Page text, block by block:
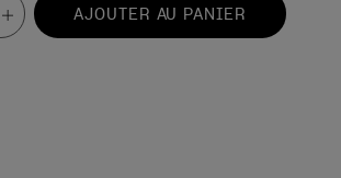
AJOUTER AU PANIER